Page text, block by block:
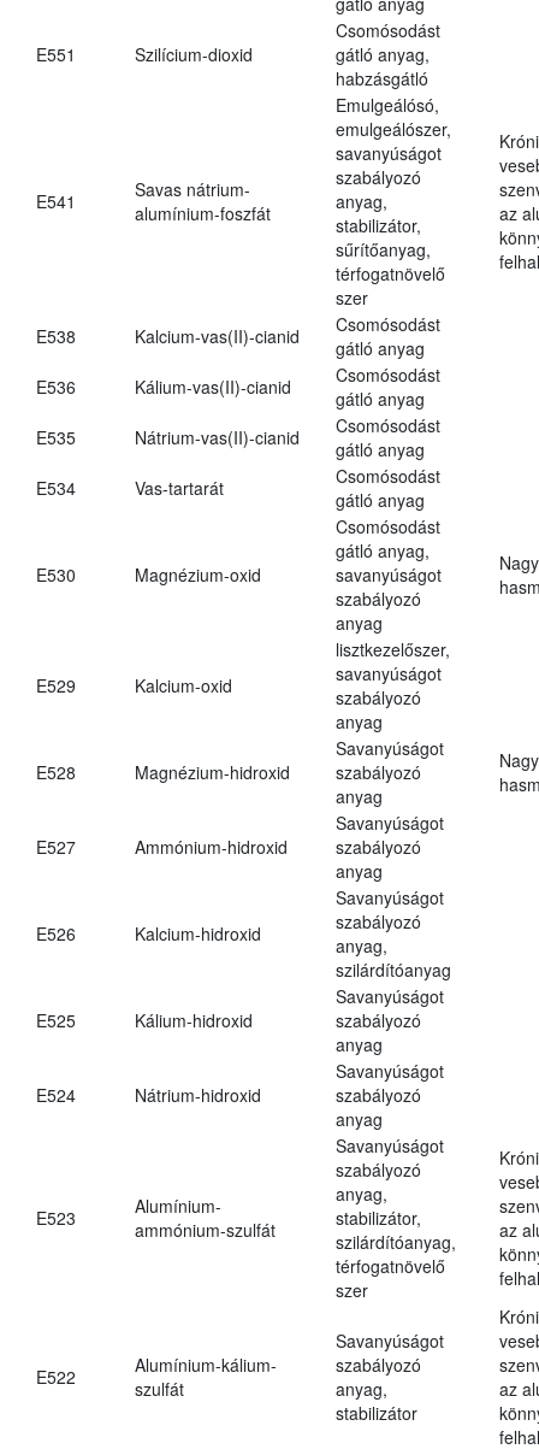
E551 Szilícium-dioxid
Csomósodást
gátló anyag,
habzásgátló
E541
Savas nátrium-
alumínium-foszfát
Emulgeálósó,
emulgeálószer,
savanyúságot
szabályozó
anyag,
stabilizátor,
sűrítőanyag,
térfogatnövelő
szer
az
E538 Kalcium-vas(II)-cianid
Csomósodást
gátló anyag
E536
Kálium-vas(II)-cianid
Csomósodást
gátló anyag
E535
Nátrium-vas(II)-cianid
Csomósodást
gátló anyag
E534
Vas-tartarát
Csomósodást
gátló anyag
E530 Magnézium-oxid
Csomósodást
gátló anyag,
savanyúságot
szabályozó
anyag
E529 Kalcium-oxid
lisztkezelőszer,
savanyúságot
szabályozó
anyag
E528 Magnézium-hidroxid
Savanyúságot
szabályozó
anyag
E527 Ammónium-hidroxid
Savanyúságot
szabályozó
anyag
E526 Kalcium-hidroxid
Savanyúságot
szabályozó
anyag,
szilárdítóanyag
E525 Kálium-hidroxid
Savanyúságot
szabályozó
anyag
E524 Nátrium-hidroxid
Savanyúságot
szabályozó
anyag
E523
Alumínium-
ammónium-szulfát
Savanyúságot
szabályozó
anyag,
stabilizátor,
szilárdítóanyag,
térfogatnövelő
szer
az
E522
Alumínium-kálium-
szulfát
Savanyúságot
szabályozó
anyag,
stabilizátor
az